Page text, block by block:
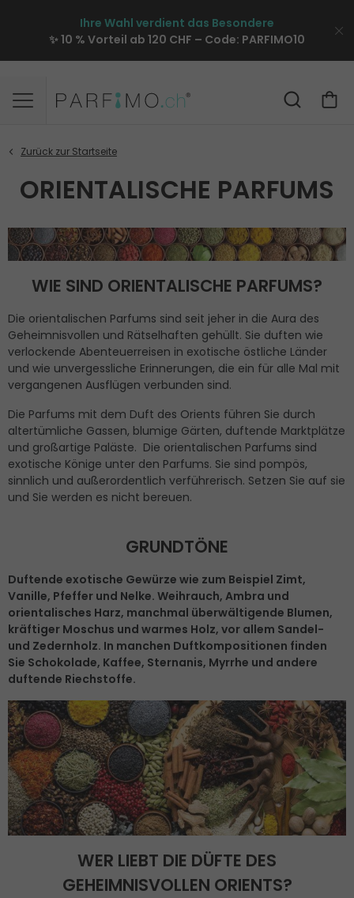
Ihre Wahl verdient das Besondere
✨ 10 % Vorteil ab 120 CHF – Code: PARFIMO10
ORIENTALISCHE PARFUMS
WIE SIND ORIENTALISCHE PARFUMS?
Die orientalischen Parfums sind seit jeher in die Aura des
Geheimnisvollen und Rätselhaften gehüllt. Sie duften wie
verlockende Abenteuerreisen in exotische östliche Länder
und wie unvergessliche Erinnerungen, die ein für alle Mal mit
vergangenen Ausflügen verbunden sind.
Die Parfums mit dem Duft des Orients führen Sie durch
altertümliche Gassen, blumige Gärten, duftende Marktplätze
und großartige Paläste. Die orientalischen Parfums sind
exotische Könige unter den Parfums. Sie sind pompös,
sinnlich und außerordentlich verführerisch. Setzen Sie auf sie
und Sie werden es nicht bereuen.
GRUNDTÖNE
Duftende exotische Gewürze wie zum Beispiel Zimt,
Vanille, Pfeffer und Nelke. Weihrauch, Ambra und
orientalisches Harz, manchmal überwältigende Blumen,
kräftiger Moschus und warmes Holz, vor allem Sandel-
und Zedernholz. In manchen Duftkompositionen finden
Sie Schokolade, Kaffee, Sternanis, Myrrhe und andere
duftende Riechstoffe.
WER LIEBT DIE DÜFTE DES
GEHEIMNISVOLLEN ORIENTS?